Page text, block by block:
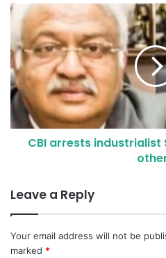
CBI arrests industrialist
Leave a Reply
Your email address will not be
marked *